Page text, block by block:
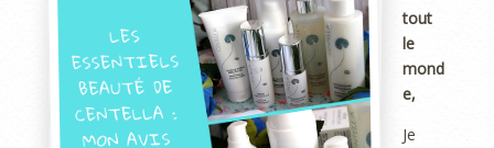
tout
le
mond
e,
Je